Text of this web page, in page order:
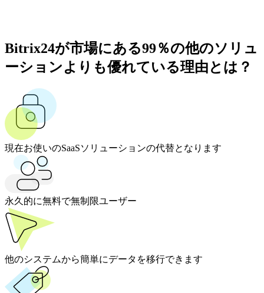
Bitrix24が市場にある99％の他のソリュ
ーションよりも優れている理由とは？
現在お使いのSaaSソリューションの代替となります
永久的に無料で無制限ユーザー
他のシステムから簡単にデータを移行できます